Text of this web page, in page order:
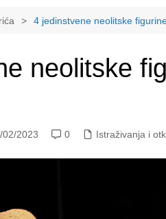
4 jedinstvene neolitske
neolitske
02/2023 0 Istraživanja i